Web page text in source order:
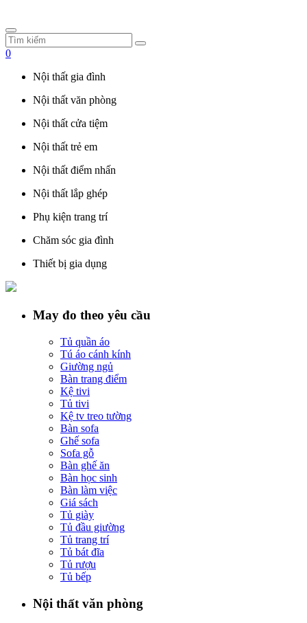
0
Nội thất gia đình
Nội thất văn phòng
Nội thất cửa tiệm
Nội thất trẻ em
Nội thất điểm nhấn
Nội thất lắp ghép
Phụ kiện trang trí
Chăm sóc gia đình
Thiết bị gia dụng
May đo theo yêu cầu
Tủ quần áo
Tú áo cánh kính
Giường ngủ
Bàn trang điểm
Kệ tivi
Tủ tivi
Kệ tv treo tường
Bàn sofa
Ghế sofa
Sofa gỗ
Bàn ghế ăn
Bàn học sinh
Bàn làm việc
Giá sách
Tủ giày
Tủ đầu giường
Tủ trang trí
Tủ bát đĩa
Tủ rượu
Tủ bếp
Nội thất văn phòng